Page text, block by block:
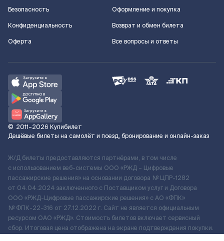
Безопасность
Конфиденциальность
Оферта
Оформление и покупка
Возврат и обмен билета
Все вопросы и ответы
© 2011–2026 Купибилет
Дешёвые билеты на самолёт и поезд, бронирование и онлайн-заказ
Ж/Д билеты предоставляются партнёрами, в том числе
с использованием веб-системы ООО «РЖД – Цифровые
пассажирские решения» на основании договора № ЦПР-1282
от 04.04.2024 заключенного с Поставщиком услуг и Договора
ООО «РЖД-Цифровые пассажирские решения» c АО «ФПК»
№ ФПК-22-316 от 27.12.2022 г. Сайт не является официальным
ресурсом ОАО «РЖД». Стоимость билетов включает сервисный
сбор. Итоговая цена отображена на экране подтверждения покупки.